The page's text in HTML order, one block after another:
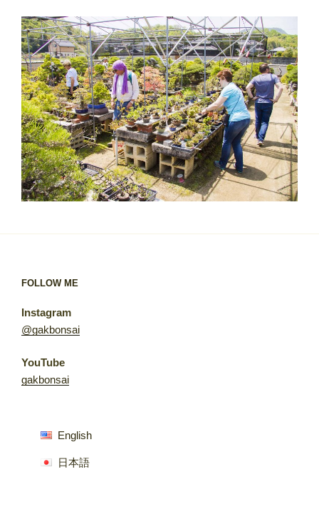
FOLLOW ME
Instagram
@gakbonsai
YouTube
gakbonsai
English
日本語